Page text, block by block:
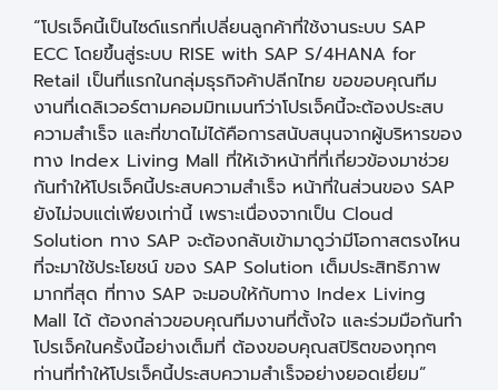
“โปรเจ็คนี้เป็นไซด์แรกที่เปลี่ยนลูกค้าที่ใช้งานระบบ SAP
ECC โดยขึ้นสู่ระบบ RISE with SAP S/4HANA for
Retail เป็นที่แรกในกลุ่มธุรกิจค้าปลีกไทย ขอขอบคุณทีม
งานที่เดลิเวอร์ตามคอมมิทเมนท์ว่าโปรเจ็คนี้จะต้องประสบ
ความสำเร็จ และที่ขาดไม่ได้คือการสนับสนุนจากผู้บริหารของ
ทาง Index Living Mall ที่ให้เจ้าหน้าที่ที่เกี่ยวข้องมาช่วย
กันทำให้โปรเจ็คนี้ประสบความสำเร็จ หน้าที่ในส่วนของ SAP
ยังไม่จบแต่เพียงเท่านี้ เพราะเนื่องจากเป็น Cloud
Solution ทาง SAP จะต้องกลับเข้ามาดูว่ามีโอกาสตรงไหน
ที่จะมาใช้ประโยชน์ ของ SAP Solution เต็มประสิทธิภาพ
มากที่สุด ที่ทาง SAP จะมอบให้กับทาง Index Living
Mall ได้ ต้องกล่าวขอบคุณทีมงานที่ตั้งใจ และร่วมมือกันทำ
โปรเจ็คในครั้งนี้อย่างเต็มที่ ต้องขอบคุณสปิริตของทุกๆ
ท่านที่ทำให้โปรเจ็คนี้ประสบความสำเร็จอย่างยอดเยี่ยม”